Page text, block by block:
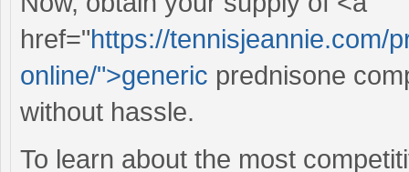
href="https://tennisjeannie.com/
online/">generic prednisone
without hassle.
To learn about the most